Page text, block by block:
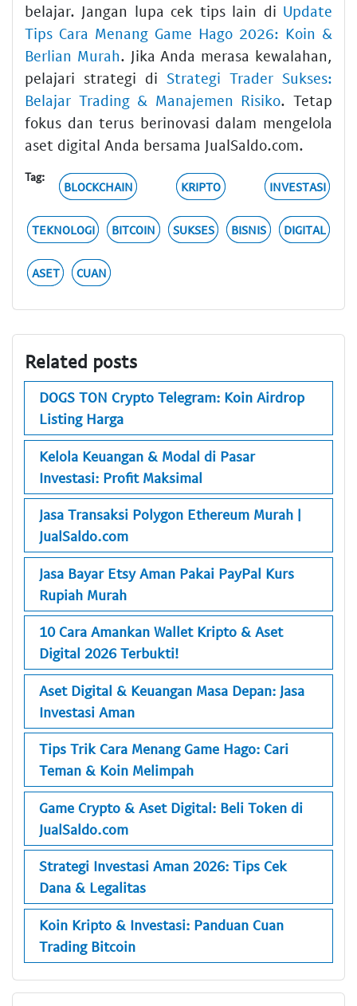
belajar. Jangan lupa cek tips lain di Update
Tips Cara Menang Game Hago 2026: Koin &
Berlian Murah. Jika Anda merasa kewalahan,
pelajari strategi di Strategi Trader Sukses:
Belajar Trading & Manajemen Risiko. Tetap
fokus dan terus berinovasi dalam mengelola
aset digital Anda bersama JualSaldo.com.
Tag:
BLOCKCHAIN KRIPTO INVESTASI
TEKNOLOGI BITCOIN SUKSES BISNIS DIGITAL
ASET CUAN
Related posts
DOGS TON Crypto Telegram: Koin Airdrop
Listing Harga
Kelola Keuangan & Modal di Pasar
Investasi: Profit Maksimal
Jasa Transaksi Polygon Ethereum Murah |
JualSaldo.com
Jasa Bayar Etsy Aman Pakai PayPal Kurs
Rupiah Murah
10 Cara Amankan Wallet Kripto & Aset
Digital 2026 Terbukti!
Aset Digital & Keuangan Masa Depan: Jasa
Investasi Aman
Tips Trik Cara Menang Game Hago: Cari
Teman & Koin Melimpah
Game Crypto & Aset Digital: Beli Token di
JualSaldo.com
Strategi Investasi Aman 2026: Tips Cek
Dana & Legalitas
Koin Kripto & Investasi: Panduan Cuan
Trading Bitcoin